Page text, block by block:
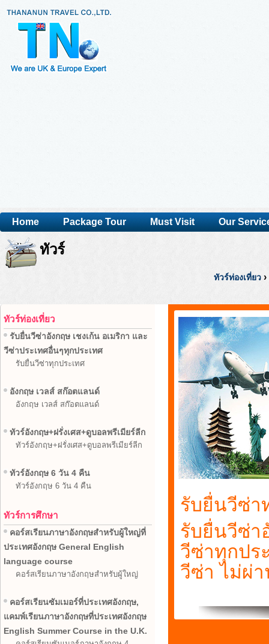
Home Package Tour Must Visit Our
ทัวร์
ทัวร์ท่องเที่ยว ›
ทัวร์ท่องเที่ยว
รับยื่นวีซ่าอังกฤษ เชงเก้น อเมริกา และ
วีซ่าประเทศอื่นๆทุกประเทศ
รับยื่นวีซ่าทุกประเทศ
อังกฤษ เวลส์ สก๊อตแลนด์
อังกฤษ เวลส์ สก๊อตแลนด์
ทัวร์อังกฤษ+ฝรั่งเศส+ดูบอลพรีเมียร์ลีก
ทัวร์อังกฤษ+ฝรั่งเศส+ดูบอลพรีเมียร์ลีก
ทัวร์อังกฤษ 6 วัน 4 คืน
ทัวร์อังกฤษ 6 วัน 4 คืน
ทัวร์การศึกษา
คอร์สเรียนภาษาอังกฤษสำหรับผู้ใหญ่ที่
ประเทศอังกฤษ General English
language course
คอร์สเรียนภาษาอังกฤษสำหรับผู้ใหญ่
คอร์สเรียนซัมเมอร์ที่ประเทศอังกฤษ,
แคมพ์เรียนภาษาอังกฤษที่ประเทศอังกฤษ
English Summer Course in the U.K.
รับยื่นวีซ่า
รับยื่นวีซ่า
วีซ่าทุกปร
วีซ่า ไม่ผ่